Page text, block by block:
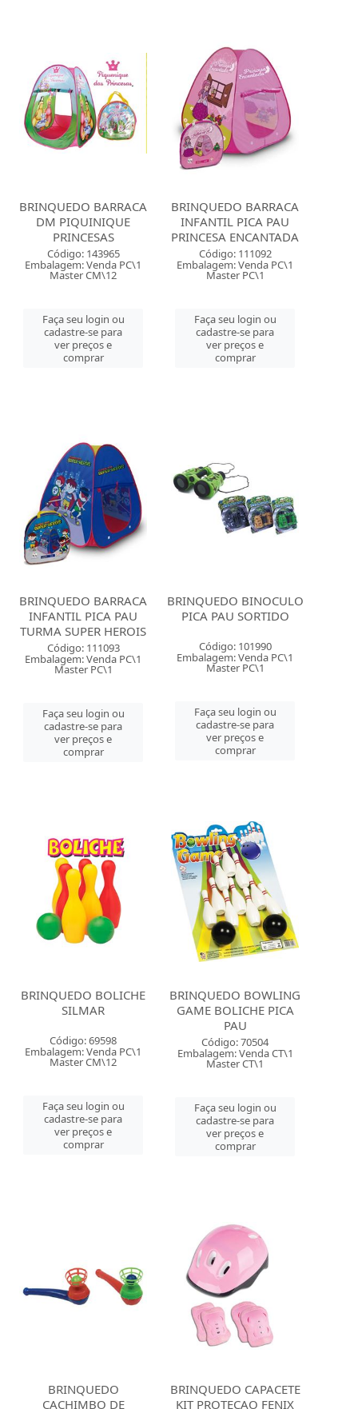
BRINQUEDO BARRACA
DM PIQUINIQUE
PRINCESAS
Código: 143965
Embalagem: Venda PC\1
Master CM\12
Faça seu login ou
cadastre-se para
ver preços e
comprar
BRINQUEDO BARRACA
INFANTIL PICA PAU
PRINCESA ENCANTADA
Código: 111092
Embalagem: Venda PC\1
Master PC\1
Faça seu login ou
cadastre-se para
ver preços e
comprar
BRINQUEDO BARRACA
INFANTIL PICA PAU
TURMA SUPER HEROIS
Código: 111093
Embalagem: Venda PC\1
Master PC\1
Faça seu login ou
cadastre-se para
ver preços e
comprar
BRINQUEDO BINOCULO
PICA PAU SORTIDO
Código: 101990
Embalagem: Venda PC\1
Master PC\1
Faça seu login ou
cadastre-se para
ver preços e
comprar
BRINQUEDO BOLICHE
SILMAR
Código: 69598
Embalagem: Venda PC\1
Master CM\12
Faça seu login ou
cadastre-se para
ver preços e
comprar
BRINQUEDO BOWLING
GAME BOLICHE PICA
PAU
Código: 70504
Embalagem: Venda CT\1
Master CT\1
Faça seu login ou
cadastre-se para
ver preços e
comprar
BRINQUEDO
CACHIMBO DE
BRINQUEDO CAPACETE
KIT PROTECAO FENIX